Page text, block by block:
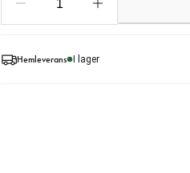
Hemleverans I lager